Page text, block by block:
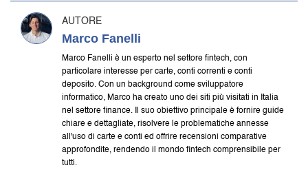
AUTORE
Marco Fanelli
Marco Fanelli è un esperto nel settore fintech, con
particolare interesse per carte, conti correnti e conti
deposito. Con un background come sviluppatore
informatico, Marco ha creato uno dei siti più visitati in Italia
nel settore finance. Il suo obiettivo principale è fornire guide
chiare e dettagliate, risolvere le problematiche annesse
all'uso di carte e conti ed offrire recensioni comparative
approfondite, rendendo il mondo fintech comprensibile per
tutti.